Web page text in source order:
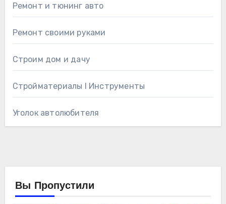
Ремонт и тюнинг авто
Ремонт своими руками
Строим дом и дачу
Стройматериалы l Инструменты
Уголок автолюбителя
Вы Пропустили